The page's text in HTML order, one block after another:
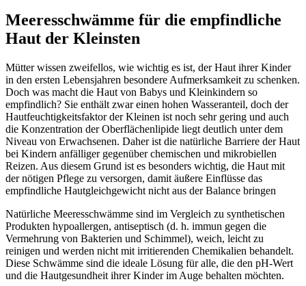
Meeresschwämme für die empfindliche
Haut der Kleinsten
Mütter wissen zweifellos, wie wichtig es ist, der Haut ihrer Kinder
in den ersten Lebensjahren besondere Aufmerksamkeit zu schenken.
Doch was macht die Haut von Babys und Kleinkindern so
empfindlich? Sie enthält zwar einen hohen Wasseranteil, doch der
Hautfeuchtigkeitsfaktor der Kleinen ist noch sehr gering und auch
die Konzentration der Oberflächenlipide liegt deutlich unter dem
Niveau von Erwachsenen. Daher ist die natürliche Barriere der Haut
bei Kindern anfälliger gegenüber chemischen und mikrobiellen
Reizen. Aus diesem Grund ist es besonders wichtig, die Haut mit
der nötigen Pflege zu versorgen, damit äußere Einflüsse das
empfindliche Hautgleichgewicht nicht aus der Balance bringen
Natürliche Meeresschwämme sind im Vergleich zu synthetischen
Produkten hypoallergen, antiseptisch (d. h. immun gegen die
Vermehrung von Bakterien und Schimmel), weich, leicht zu
reinigen und werden nicht mit irritierenden Chemikalien behandelt.
Diese Schwämme sind die ideale Lösung für alle, die den pH-Wert
und die Hautgesundheit ihrer Kinder im Auge behalten möchten.